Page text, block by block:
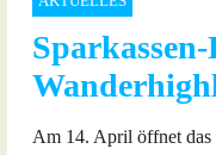
Am 14. April öffnet das